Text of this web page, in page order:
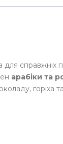
для справжніх
арабіки та
горіха та